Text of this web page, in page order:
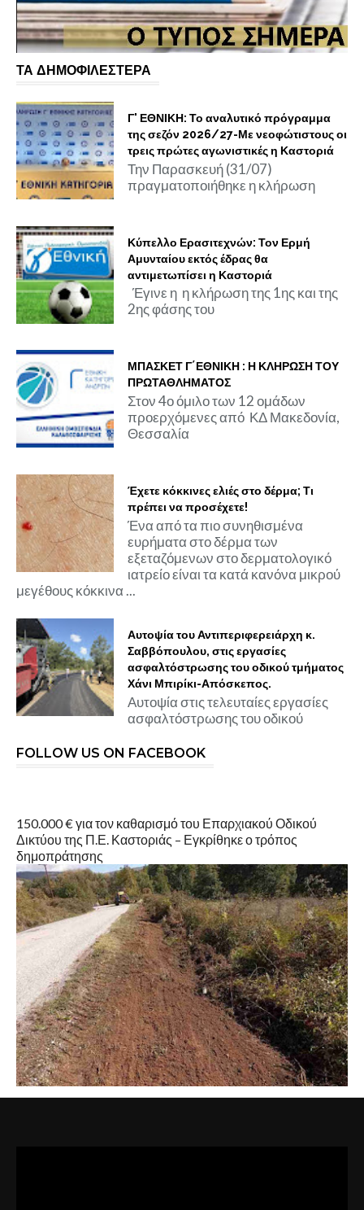
ΤΑ ΔΗΜΟΦΙΛΕΣΤΕΡΑ
Γ' ΕΘΝΙΚΗ: Το αναλυτικό πρόγραμμα
της σεζόν 2026/27-Με νεοφώτιστους οι
τρεις πρώτες αγωνιστικές η Καστοριά
Την Παρασκευή (31/07)
πραγματοποιήθηκε η κλήρωση
Κύπελλο Ερασιτεχνών: Τον Ερμή
Αμυνταίου εκτός έδρας θα
αντιμετωπίσει η Καστοριά
Έγινε η η κλήρωση της 1ης και της
2ης φάσης του
ΜΠΑΣΚΕΤ Γ΄ΕΘΝΙΚΗ : Η ΚΛΗΡΩΣΗ ΤΟΥ
ΠΡΩΤΑΘΛΗΜΑΤΟΣ
Στον 4ο όμιλο των 12 ομάδων
προερχόμενες από ΚΔ Μακεδονία,
Θεσσαλία
Έχετε κόκκινες ελιές στο δέρμα; Τι
πρέπει να προσέχετε!
Ένα από τα πιο συνηθισμένα
ευρήματα στο δέρμα των
εξεταζόμενων στο δερματολογικό
ιατρείο είναι τα κατά κανόνα μικρού
μεγέθους κόκκινα ...
Αυτοψία του Αντιπεριφερειάρχη κ.
Σαββόπουλου, στις εργασίες
ασφαλτόστρωσης του οδικού τμήματος
Χάνι Μπιρίκι-Απόσκεπος.
Αυτοψία στις τελευταίες εργασίες
ασφαλτόστρωσης του οδικού
FOLLOW US ON FACEBOOK
150.000 € για τον καθαρισμό του Επαρχιακού Οδικού
Δικτύου της Π.Ε. Καστοριάς – Εγκρίθηκε ο τρόπος
δημοπράτησης